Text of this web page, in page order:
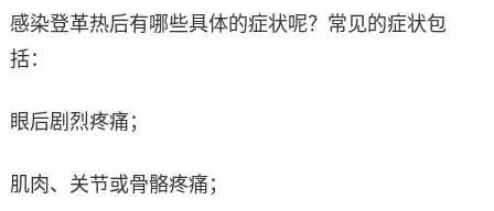
感染登革热后有哪些具体的症状呢？常见的症状包
括：
眼后剧烈疼痛；
肌肉、关节或骨骼疼痛；